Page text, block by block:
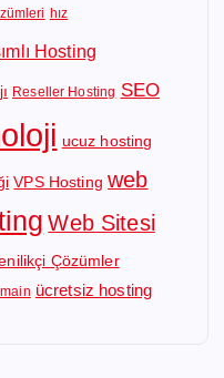
hız
Hosting
Reseller Hosting SEO
ucuz hosting
VPS Hosting web
Web Sitesi
Çözümler
ücretsiz hosting